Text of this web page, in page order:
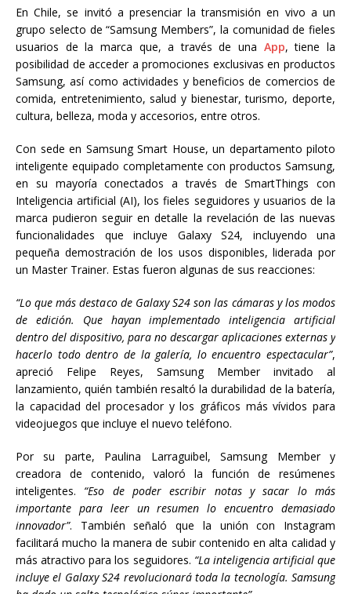
En Chile, se invitó a presenciar la transmisión en vivo a un
grupo selecto de “Samsung Members”, la comunidad de fieles
usuarios de la marca que, a través de una App, tiene la
posibilidad de acceder a promociones exclusivas en productos
Samsung, así como actividades y beneficios de comercios de
comida, entretenimiento, salud y bienestar, turismo, deporte,
cultura, belleza, moda y accesorios, entre otros.
Con sede en Samsung Smart House, un departamento piloto
inteligente equipado completamente con productos Samsung,
en su mayoría conectados a través de SmartThings con
Inteligencia artificial (AI), los fieles seguidores y usuarios de la
marca pudieron seguir en detalle la revelación de las nuevas
funcionalidades que incluye Galaxy S24, incluyendo una
pequeña demostración de los usos disponibles, liderada por
un Master Trainer. Estas fueron algunas de sus reacciones:
“Lo que más destaco de Galaxy S24 son las cámaras y los modos
de edición. Que hayan implementado inteligencia artificial
dentro del dispositivo, para no descargar aplicaciones externas y
hacerlo todo dentro de la galería, lo encuentro espectacular”,
apreció Felipe Reyes, Samsung Member invitado al
lanzamiento, quién también resaltó la durabilidad de la batería,
la capacidad del procesador y los gráficos más vívidos para
videojuegos que incluye el nuevo teléfono.
Por su parte, Paulina Larraguibel, Samsung Member y
creadora de contenido, valoró la función de resúmenes
inteligentes. “Eso de poder escribir notas y sacar lo más
importante para leer un resumen lo encuentro demasiado
innovador”. También señaló que la unión con Instagram
facilitará mucho la manera de subir contenido en alta calidad y
más atractivo para los seguidores. “La inteligencia artificial que
incluye el Galaxy S24 revolucionará toda la tecnología. Samsung